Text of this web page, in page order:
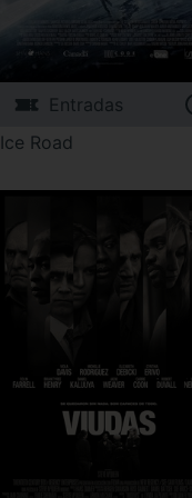
Entradas
Ice Road